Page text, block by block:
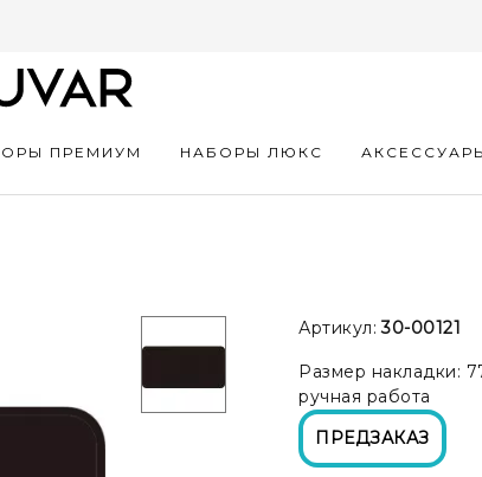
ПРЕМИУМ НАБОРЫ ЛЮКС
Артикул: 30-00121
Размер накладки:
ручная работа
ПРЕДЗАКАЗ